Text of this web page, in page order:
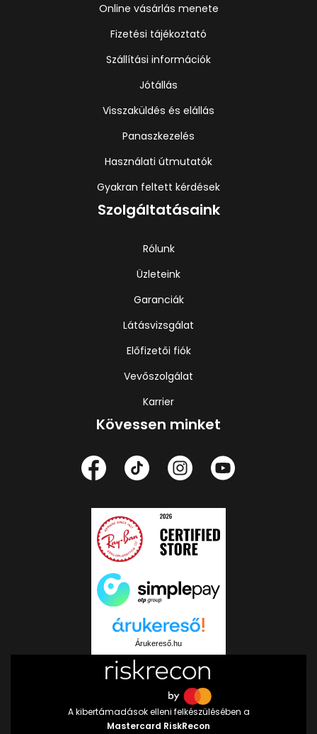
Online vásárlás menete
Fizetési tájékoztató
Szállítási információk
Jótállás
Visszaküldés és elállás
Panaszkezelés
Használati útmutatók
Gyakran feltett kérdések
Szolgáltatásaink
Rólunk
Üzleteink
Garanciák
Látásvizsgálat
Előfizetői fiók
Vevőszolgálat
Karrier
Kövessen minket
Árukereső.hu
A kibertámadások elleni felkészülésében a
Mastercard RiskRecon